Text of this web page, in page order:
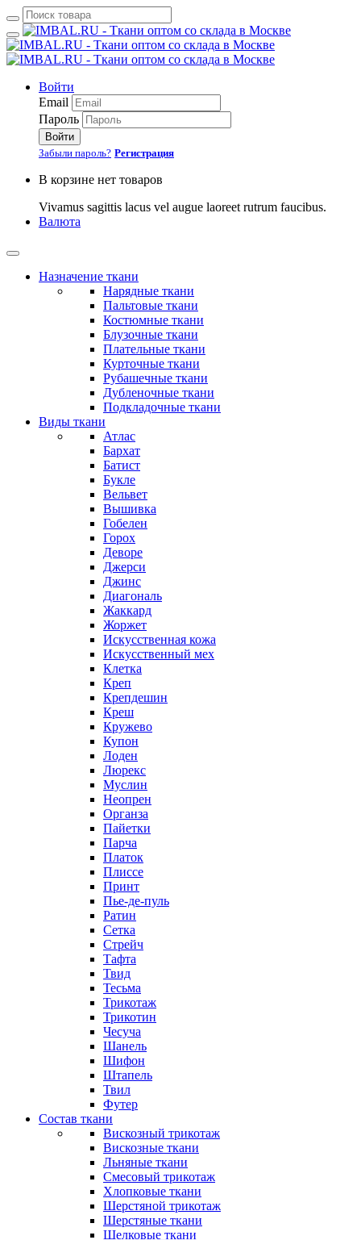
Войти
Email
Пароль
Войти
Забыли пароль? Регистрация
В корзине нет товаров
Vivamus sagittis lacus vel augue laoreet rutrum faucibus.
Валюта
Назначение ткани
Нарядные ткани
Пальтовые ткани
Костюмные ткани
Блузочные ткани
Плательные ткани
Курточные ткани
Рубашечные ткани
Дубленочные ткани
Подкладочные ткани
Виды ткани
Атлас
Бархат
Батист
Букле
Вельвет
Вышивка
Гобелен
Горох
Деворе
Джерси
Джинс
Диагональ
Жаккард
Жоржет
Искусственная кожа
Искусственный мех
Клетка
Креп
Крепдешин
Креш
Кружево
Купон
Лоден
Люрекс
Муслин
Неопрен
Органза
Пайетки
Парча
Платок
Плиссе
Принт
Пье-де-пуль
Ратин
Сетка
Стрейч
Тафта
Твид
Тесьма
Трикотаж
Трикотин
Чесуча
Шанель
Шифон
Штапель
Твил
Футер
Состав ткани
Вискозный трикотаж
Вискозные ткани
Льняные ткани
Смесовый трикотаж
Хлопковые ткани
Шерстяной трикотаж
Шерстяные ткани
Шелковые ткани